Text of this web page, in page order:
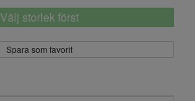
Välj storlek först
Spara som favorit